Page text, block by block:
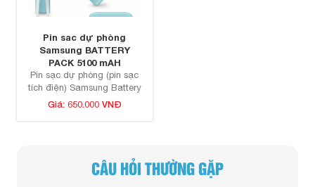
Pin sac dự phòng
Samsung BATTERY
PACK 5100 mAH
Pin sạc dự phòng (pin sạc
tích điện) Samsung Battery
Pack 5100mAh (Model:EB-
Giá: 650.000 VNĐ
CÂU HỎI THƯỜNG GẶP